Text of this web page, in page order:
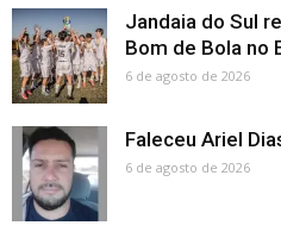
Jandaia do Sul
Bom de Bola no
6 de agosto de 2026
Faleceu Ariel
6 de agosto de 2026